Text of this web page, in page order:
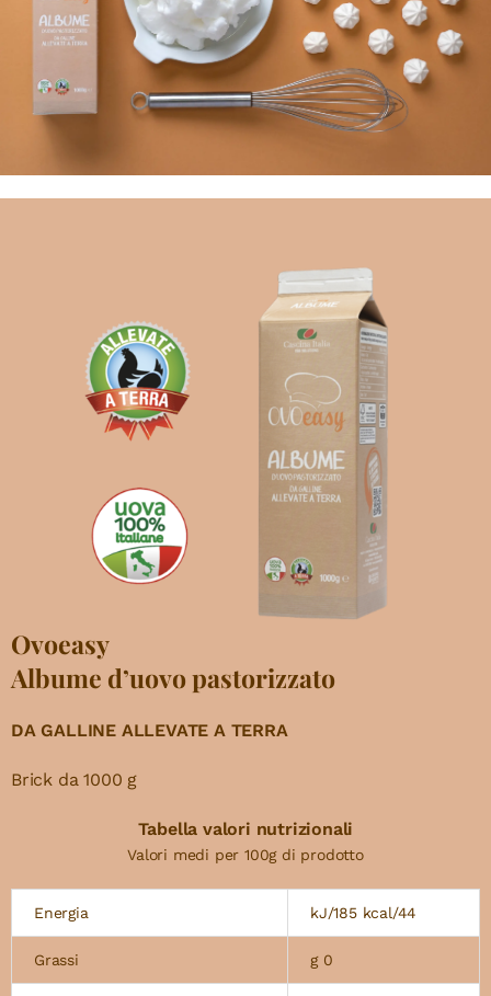
Ovoeasy
Albume d’uovo pastorizzato
DA GALLINE ALLEVATE A TERRA
Brick da 1000 g
Tabella valori nutrizionali
Valori medi per 100g di prodotto
Energia kJ/185 kcal/44
Grassi g 0